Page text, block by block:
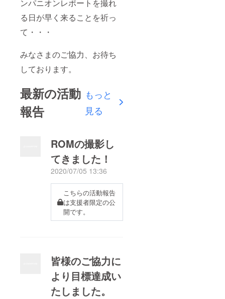
ンパニオンレポートを撮れ
る日が早く来ることを祈っ
て・・・
みなさまのご協力、お待ち
しております。
最新の活動
報告
もっと
見る
ROMの撮影し
てきました！
2020/07/05 13:36
こちらの活動報告
は支援者限定の公
開です。
皆様のご協力に
より目標達成い
たしました。